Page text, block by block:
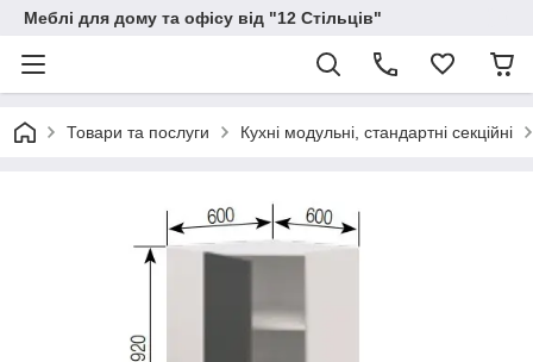
Меблі для дому та офісу від "12 Стільців"
Товари та послуги Кухні модульні, стандартні секційні